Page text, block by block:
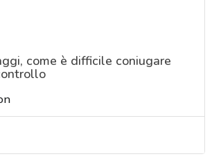
come è difficile coniugare